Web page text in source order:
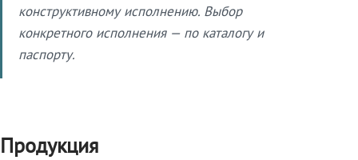
конструктивному исполнению. Выбор
конкретного исполнения — по каталогу и
паспорту.
Продукция